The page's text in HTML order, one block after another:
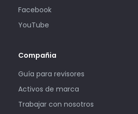
Facebook
YouTube
Compañia
Guía para revisores
Activos de marca
Trabajar con nosotros